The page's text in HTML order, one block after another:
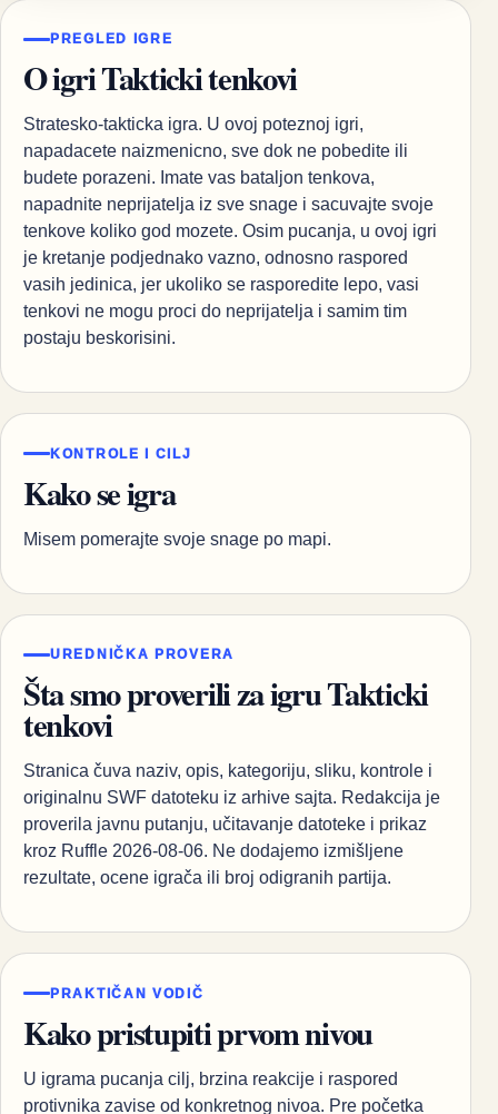
PREGLED IGRE
O igri Takticki tenkovi
Stratesko-takticka igra. U ovoj poteznoj igri,
napadacete naizmenicno, sve dok ne pobedite ili
budete porazeni. Imate vas bataljon tenkova,
napadnite neprijatelja iz sve snage i sacuvajte svoje
tenkove koliko god mozete. Osim pucanja, u ovoj igri
je kretanje podjednako vazno, odnosno raspored
vasih jedinica, jer ukoliko se rasporedite lepo, vasi
tenkovi ne mogu proci do neprijatelja i samim tim
postaju beskorisini.
KONTROLE I CILJ
Kako se igra
Misem pomerajte svoje snage po mapi.
UREDNIČKA PROVERA
Šta smo proverili za igru Takticki
tenkovi
Stranica čuva naziv, opis, kategoriju, sliku, kontrole i
originalnu SWF datoteku iz arhive sajta. Redakcija je
proverila javnu putanju, učitavanje datoteke i prikaz
kroz Ruffle 2026-08-06. Ne dodajemo izmišljene
rezultate, ocene igrača ili broj odigranih partija.
PRAKTIČAN VODIČ
Kako pristupiti prvom nivou
U igrama pucanja cilj, brzina reakcije i raspored
protivnika zavise od konkretnog nivoa. Pre početka